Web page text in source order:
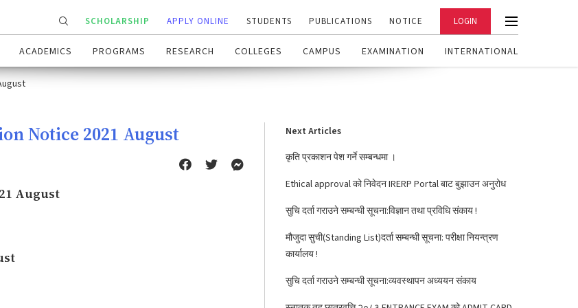
SCHOLARSHIP APPLY ONLINE STUDENTS PUBLICATIONS NOTICE LOGIN
ACADEMICS PROGRAMS RESEARCH COLLEGES CAMPUS EXAMINATION INTERNATIONAL
Notice 2021 August
August
Next Articles
कृति प्रकाशन पेश गर्ने सम्बन्धमा ।
Ethical approval को निवेदन IRERP Portal बाट बुझाउन अनुरोध
सुचि दर्ता गराउने सम्बन्धी सूचना:विज्ञान तथा प्रविधि संकाय !
मौजुदा सुची(Standing List)दर्ता सम्बन्धी सूचना: परीक्षा नियन्त्रण
कार्यालय !
सुचि दर्ता गराउने सम्बन्धी सूचना:व्यवस्थापन अध्ययन संकाय